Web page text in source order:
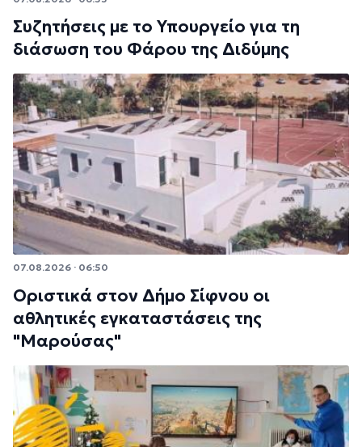
Συζητήσεις με το Υπουργείο για τη
διάσωση του Φάρου της Διδύμης
07.08.2026 · 06:50
Οριστικά στον Δήμο Σίφνου οι
αθλητικές εγκαταστάσεις της
"Μαρούσας"